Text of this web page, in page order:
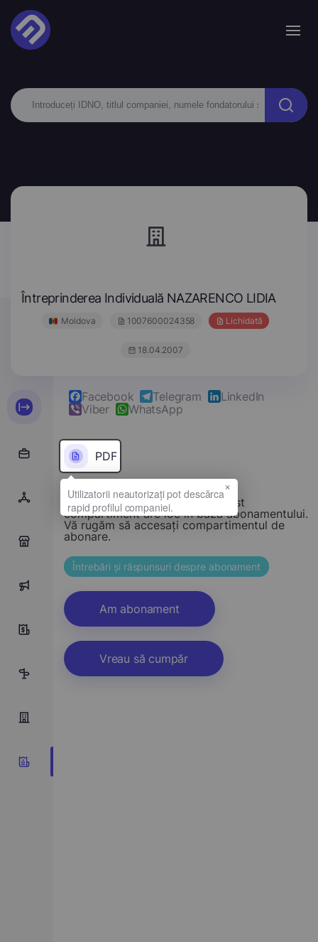
Întreprinderea Individuală NAZARENCO LIDIA
Moldova 1007600024358 Lichidată
18.04.2007
0
Facebook Telegram
LinkedIn
Viber
WhatsApp
PDF
Stimate vizitator, accesul la acest
compartiment are loc în baza abonamentului.
Vă rugăm să accesați compartimentul de
abonare.
Întrebări și răspunsuri despre abonament
Am abonament
Vreau să cumpăr
×